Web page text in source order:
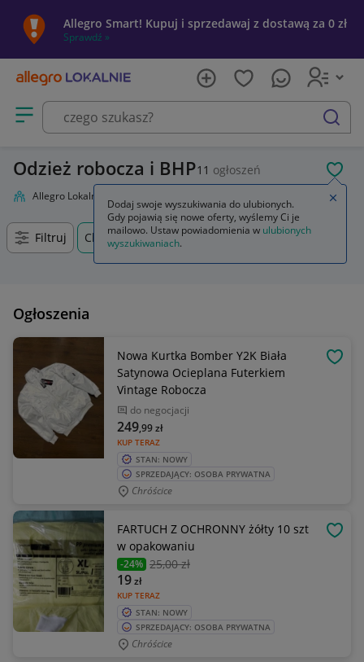
Allegro Smart! Kupuj i sprzedawaj z dostawą za 0 zł
Sprawdź »
Otwórz menu z kategoriami
szukaj
Odzież robocza i BHP11 ogłoszeń
Allegro Lokalnie Odzież robocza i BHP
Filtruj Chróścice, Opolskie, +0 km
Ogłoszenia
Nowa Kurtka Bomber Y2K Biała
Satynowa Ocieplana Futerkiem
Vintage Robocza
do negocjacji
KUP TERAZ
249,99zł
STAN: NOWY
SPRZEDAJĄCY: OSOBA PRYWATNA
Chróścice
FARTUCH Z OCHRONNY żółty 10 szt
w opakowaniu
-24% 25,00 zł
KUP TERAZ
19zł
STAN: NOWY
SPRZEDAJĄCY: OSOBA PRYWATNA
Chróścice
Dodaj swoje wyszukiwania do ulubionych.
Gdy pojawią się nowe oferty, wyślemy Ci je
mailowo. Ustaw powiadomienia w ulubionych
wyszukiwaniach.